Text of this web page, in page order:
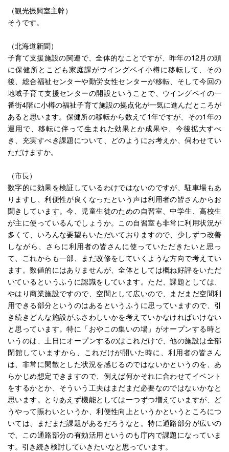
（観光振興室主幹）
そうです。
（北海道新聞）
子育て支援施設の関連で、全体的なことですが、昨年の12月の頭
に保健所とこども家庭課がウイングベイ小樽に移転して、その
後、総合福祉センターや勤労女性センターが移転、そして今回の
地域子育て支援センターの開設ということで、ウイングベイの一
番街4階に小樽の福祉子育て施設の拠点化が一気に進んだところが
あると思います。保健所の移転から数えて1年ですが、その1年の
運用で、移転に伴って生まれた効果とか成果や、今後拡大すべ
き、充実すべき課題について、どのようにお考えか、伺わせてい
ただけますか。
（市長）
数字的に効果を検証しているわけではないのですが、駐車場もあ
りますし、利便性が良くなったという声は利用者の皆さんからお
聞きしています。今、児童生徒のための自習室、中学生、高校生
が主に使っているんでしょうか。この自習室も非常に利用状況が
多くて、いろんな要望もいただいておりますので、少しずつ改善
しながら、さらに利用者の皆さんに使っていただきたいと思っ
て、これからも一部、まだ改修をしていくような方向で考えてい
ます。数値的にはありませんが、全体としては概ね好評をいただ
いているというふうに認識をしています。ただ、課題としては、
やはり商業施設ですので、空間として広いので、まだまだ空間利
用できる部分というのはあるというふうに思っていますので、引
き続きどんな施設がふさわしいかを考えていかなければいけない
と思っています。特に「おやこの集いの場」がオープンする時と
いうのは、土日にオープンするのはこれだけで、他の施設は全部
閉館していますから、これだけが開いた時に、利用者の皆さん
は、非常に閑散とした状況を感じるのではないかというのを、あ
らかじめ想定できますので、例えば何かそれに合わせてイベント
をするかとか、そういう工夫はまだまだ必要なのではないかなと
思います。とりあえず機能としては一つずつ増えていますが、ど
うやって賑わいというか、利便性向上というかというところにつ
いては、まだまだ課題があるだろうなと。特に通路部分が広いの
で、この通路部分の有効活用というのも庁内で課題になっていま
す。引き続き検討していきたいなと思っています。